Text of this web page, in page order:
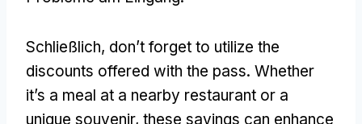
Schließlich, don’t forget to utilize the
discounts offered with the pass. Whether
it’s a meal at a nearby restaurant or a
unique souvenir, these savings can enhance